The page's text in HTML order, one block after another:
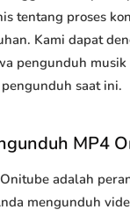
tentang proses
Kami dapat
pengunduh
saat ini.
MP4
adalah
mengunduh